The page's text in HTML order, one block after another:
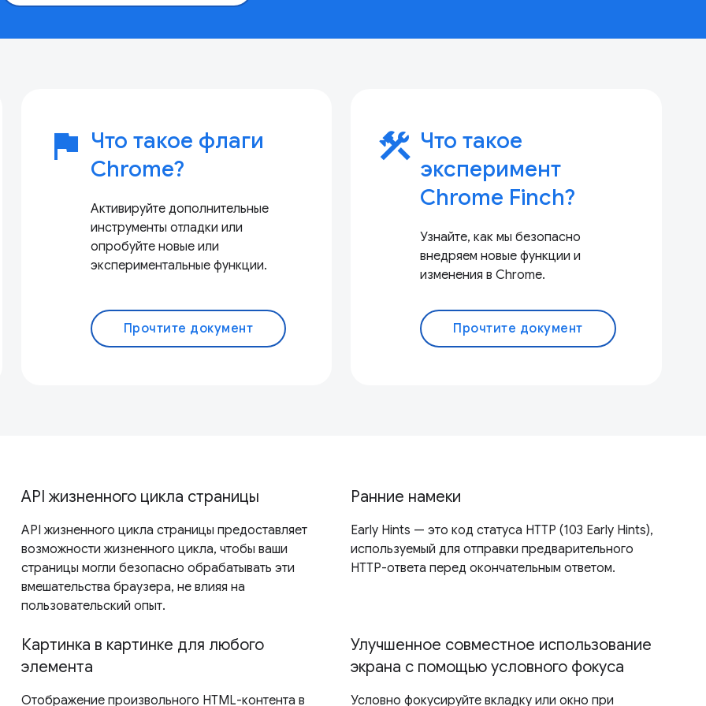
flag Что такое флаги
Chrome?
Активируйте дополнительные
инструменты отладки или
опробуйте новые или
экспериментальные функции.
Прочтите документ
construction Что такое
эксперимент
Chrome Finch?
Узнайте, как мы безопасно
внедряем новые функции и
изменения в Chrome.
Прочтите документ
API жизненного цикла страницы
API жизненного цикла страницы предоставляет
возможности жизненного цикла, чтобы ваши
страницы могли безопасно обрабатывать эти
вмешательства браузера, не влияя на
пользовательский опыт.
Ранние намеки
Early Hints — это код статуса HTTP (103 Early Hints),
используемый для отправки предварительного
HTTP-ответа перед окончательным ответом.
Картинка в картинке для любого
элемента
Отображение произвольного HTML-контента в
Улучшенное совместное использование
экрана с помощью условного фокуса
Условно фокусируйте вкладку или окно при